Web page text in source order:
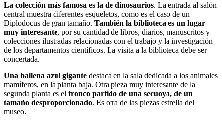
La colección más famosa es la de dinosaurios. La entrada al salón
central muestra diferentes esqueletos, como es el caso de un
Diplodocus de gran tamaño. También la biblioteca es un lugar
muy interesante, por su cantidad de libros, diarios, manuscritos y
colecciones ilustradas relacionadas con el trabajo y la investigación
de los departamentos científicos. La visita a la biblioteca debe ser
concertada.
Una ballena azul gigante destaca en la sala dedicada a los animales
mamíferos, en la planta baja. Otra pieza muy interesante de la
segunda planta es el tronco partido de una secuoya, de un
tamaño desproporcionado. Es otra de las piezas estrella del
museo.